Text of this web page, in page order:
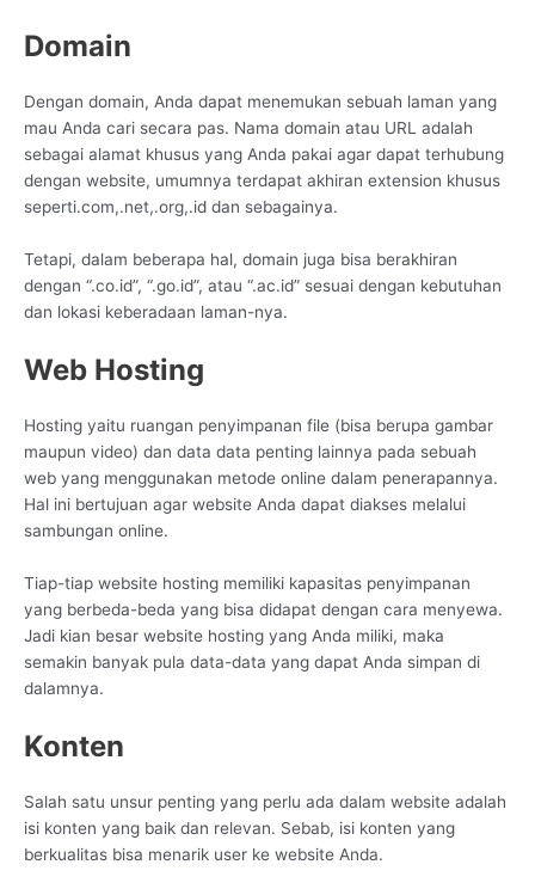
Domain
Dengan domain, Anda dapat menemukan sebuah laman yang
mau Anda cari secara pas. Nama domain atau URL adalah
sebagai alamat khusus yang Anda pakai agar dapat terhubung
dengan website, umumnya terdapat akhiran extension khusus
seperti.com,.net,.org,.id dan sebagainya.
Tetapi, dalam beberapa hal, domain juga bisa berakhiran
dengan “.co.id”, “.go.id”, atau “.ac.id” sesuai dengan kebutuhan
dan lokasi keberadaan laman-nya.
Web Hosting
Hosting yaitu ruangan penyimpanan file (bisa berupa gambar
maupun video) dan data data penting lainnya pada sebuah
web yang menggunakan metode online dalam penerapannya.
Hal ini bertujuan agar website Anda dapat diakses melalui
sambungan online.
Tiap-tiap website hosting memiliki kapasitas penyimpanan
yang berbeda-beda yang bisa didapat dengan cara menyewa.
Jadi kian besar website hosting yang Anda miliki, maka
semakin banyak pula data-data yang dapat Anda simpan di
dalamnya.
Konten
Salah satu unsur penting yang perlu ada dalam website adalah
isi konten yang baik dan relevan. Sebab, isi konten yang
berkualitas bisa menarik user ke website Anda.